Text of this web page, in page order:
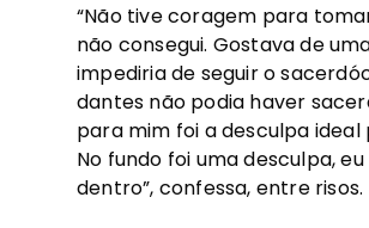
“Não tive coragem para
não consegui. Gostava de
impediria de seguir o
dantes não podia haver
para mim foi a desculpa
No fundo foi uma desculpa,
dentro”, confessa, entre risos.